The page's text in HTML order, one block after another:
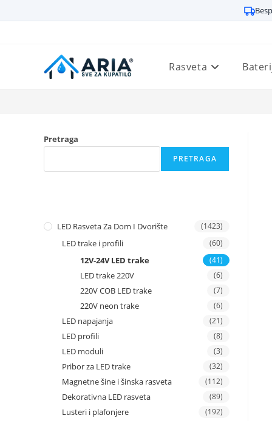
Rasveta
Pretraga
PRETRAGA
LED Rasveta Za Dom I Dvorište (1423)
LED trake i profili (60)
12V-24V LED trake (41)
LED trake 220V (6)
220V COB LED trake (7)
220V neon trake (6)
LED napajanja (21)
LED profili (8)
LED moduli (3)
Pribor za LED trake (32)
Magnetne šine i šinska rasveta (112)
Dekorativna LED rasveta (89)
Lusteri i plafonjere (192)